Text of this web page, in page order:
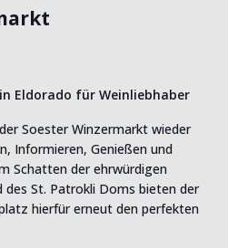
Eldorado für Weinliebhaber
Soester Winzermarkt wieder
Informieren, Genießen und
Schatten der ehrwürdigen
des St. Patrokli Doms bieten der
hierfür erneut den perfekten